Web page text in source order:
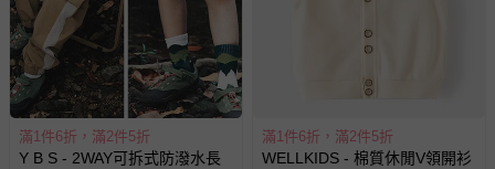
新費用）。
經消費者拆封之影音商品或電腦軟體（例如 DVD、CD
等）。
非以有形媒介提供之數位內容或一經提供即為完成之線
上服務，經消費者事先同意始提供（例如線上課程、遊
戲或活動點數等）。
滿1件6折，滿2件5折
Y B S - 2WAY可拆式防潑水長
滿1件6折，滿2件5折
WELLKIDS - 棉質休閒V領開衫